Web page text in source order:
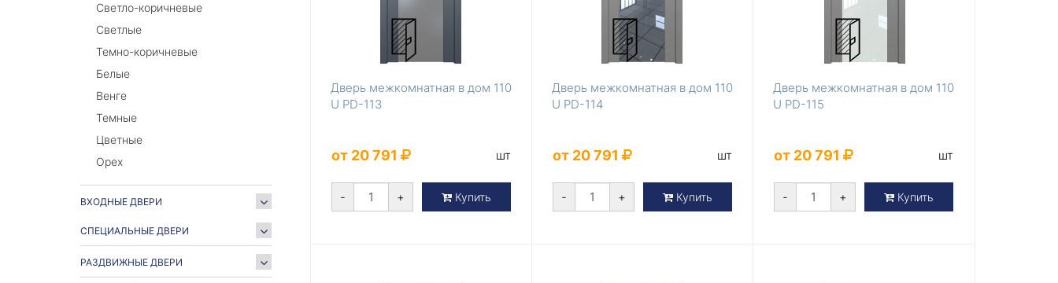
Светло-коричневые
Светлые
Темно-коричневые
Белые
Венге
Темные
Цветные
Орех
ВХОДНЫЕ ДВЕРИ
СПЕЦИАЛЬНЫЕ ДВЕРИ
РАЗДВИЖНЫЕ ДВЕРИ
Дверь межкомнатная в дом 110
U PD-113
от 20 791 шт
- + Купить
Дверь межкомнатная в дом 110
U PD-114
от 20 791 шт
- + Купить
Дверь межкомнатная в дом 110
U PD-115
от 20 791 шт
- + Купить